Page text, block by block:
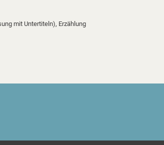
mit Untertiteln), Erzählung